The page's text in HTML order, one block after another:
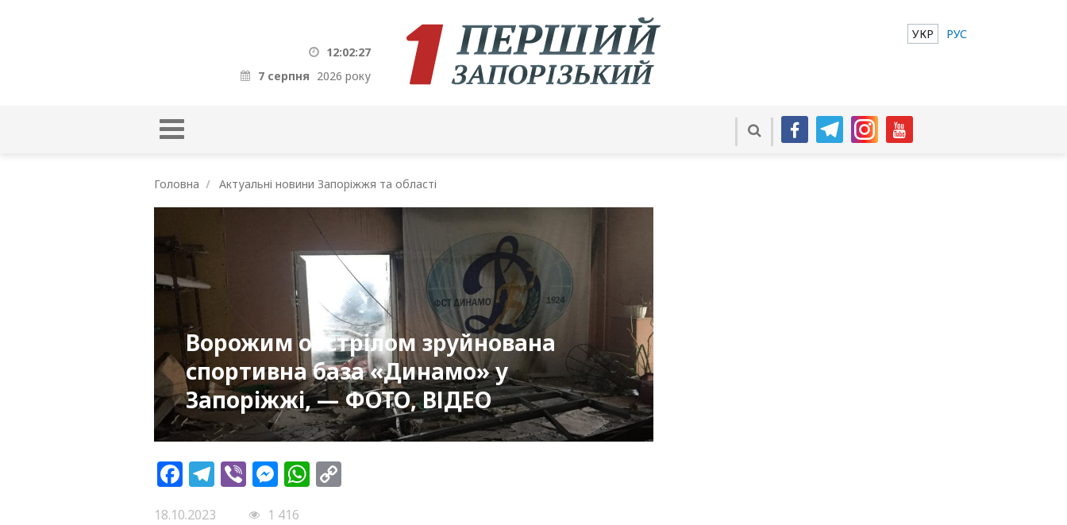
12:02:28
7 серпня 2026 року
УКР РУС
Головна Актуальні новини Запоріжжя та області
Ворожим обстрілом зруйнована
спортивна база «Динамо» у
Запоріжжі, — ФОТО, ВІДЕО
Facebook
Telegram
ViberMessenger
WhatsApp
18.10.2023
1 416